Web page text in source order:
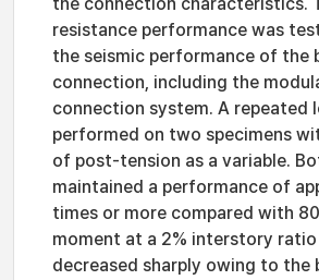
resistance performance was
the seismic performance of the
connection, including the
connection system. A repeated
performed on two specimens
of post-tension as a variable.
maintained a performance of
times or more compared with
moment at a 2% interstory ratio
decreased sharply owing to the